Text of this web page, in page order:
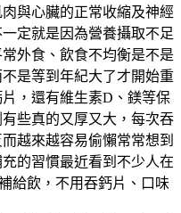
與心臟的正常收縮及神經
定就是因為營養攝取不足
外食、飲食不均衡是不是
是等到年紀大了才開始重
，還有維生素D、鎂等保
些真的又厚又大，每次吞
越來越容易偷懶常常想到
的習慣最近看到不少人在
給飲，不用吞鈣片、口味